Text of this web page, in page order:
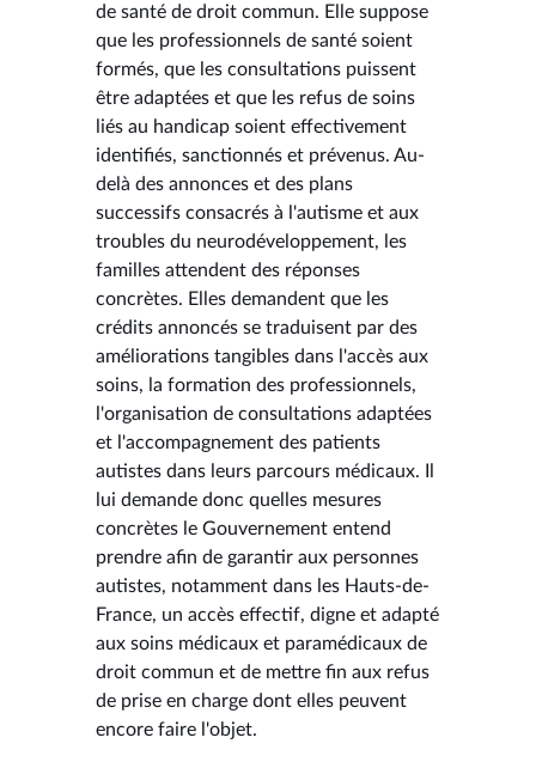
de santé de droit commun. Elle suppose
que les professionnels de santé soient
formés, que les consultations puissent
être adaptées et que les refus de soins
liés au handicap soient effectivement
identifiés, sanctionnés et prévenus. Au-
delà des annonces et des plans
successifs consacrés à l'autisme et aux
troubles du neurodéveloppement, les
familles attendent des réponses
concrètes. Elles demandent que les
crédits annoncés se traduisent par des
améliorations tangibles dans l'accès aux
soins, la formation des professionnels,
l'organisation de consultations adaptées
et l'accompagnement des patients
autistes dans leurs parcours médicaux. Il
lui demande donc quelles mesures
concrètes le Gouvernement entend
prendre afin de garantir aux personnes
autistes, notamment dans les Hauts-de-
France, un accès effectif, digne et adapté
aux soins médicaux et paramédicaux de
droit commun et de mettre fin aux refus
de prise en charge dont elles peuvent
encore faire l'objet.